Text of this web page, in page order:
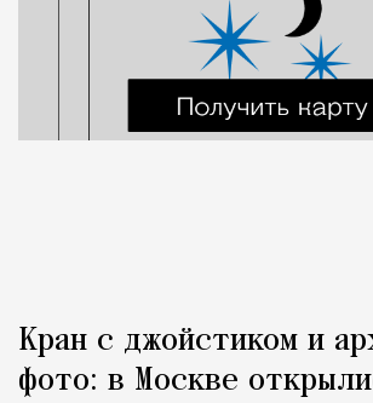
Кран с джойстиком и
фото: в Москве